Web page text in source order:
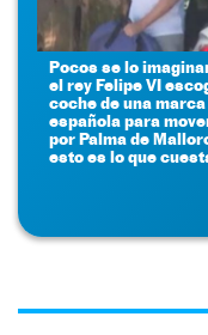
Pocos se lo
el rey Felipe VI
coche de una marca
española para
por Palma de
esto es lo que